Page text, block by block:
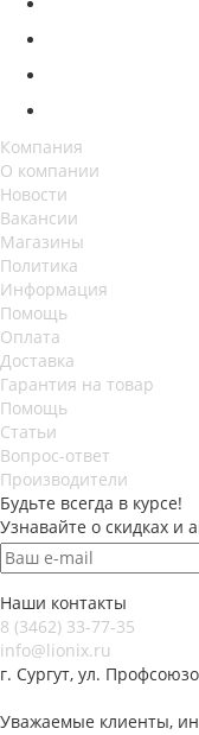
Компания
О компании
Новости
Вакансии
Магазины
Политика
Информация
Помощь
Оплата
Доставка
Гарантия на товар
Помощь
Статьи
Вопрос-ответ
Производители
Будьте всегда в курсе!
Узнавайте о скидках и
Наши контакты
8 (3462) 33-77-35
info@lionix.ru
г. Сургут, ул.
Уважаемые клиенты,